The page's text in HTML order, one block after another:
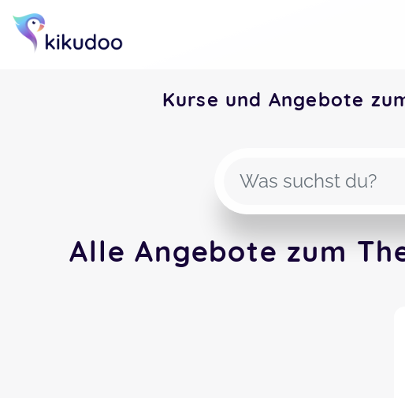
Kurse und Angebote
Alle Angebote zum